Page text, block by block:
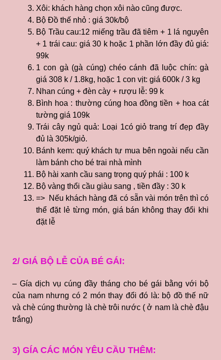
Xôi: khách hàng chọn xôi nào cũng được.
Bộ Đồ thế nhỏ : giá 30k/bộ
Bộ Trầu cau:12 miếng trầu đã tiêm + 1 lá nguyên
+ 1 trái cau: giá 30 k hoặc 1 phần lớn đầy đủ giá:
99k
1 con gà (gà cúng) chéo cánh đã luộc chín: gà
giá 308 k / 1.8kg, hoặc 1 con vịt: giá 600k / 3 kg
Nhan cúng + đèn cày + rượu lễ: 99 k
Bình hoa : thường cúng hoa đồng tiền + hoa cát
tường giá 109k
Trái cây ngủ quả: Loại 1có giỏ trang trí đẹp đầy
đủ là 305k/giỏ.
Bánh kem: quý khách tự mua bên ngoài nếu cần
làm bánh cho bé trai nhà mình
Bộ hài xanh cầu sang trọng quý phái : 100 k
Bộ vàng thổi cầu giàu sang , tiền đầy : 30 k
=> Nếu khách hàng đã có sẵn vài món trên thì có
thể đặt lẻ từng món, giá bán không thay đổi khi
đặt lễ
2/ GIÁ BỘ LỄ CỦA BÉ GÁI:
– Gía dịch vụ cúng đầy tháng cho bé gái bằng với bộ
của nam nhưng có 2 món thay đổi đó là: bộ đồ thế nữ
và chè cúng thường là chè trôi nước ( ở nam là chè đậu
trắng)
3) GÍA CÁC MÓN YÊU CẦU THÊM: